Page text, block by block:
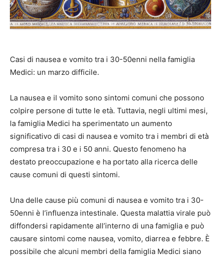
Casi di nausea e vomito tra i 30-50enni nella famiglia
Medici: un marzo difficile.
La nausea e il vomito sono sintomi comuni che possono
colpire persone di tutte le età. Tuttavia, negli ultimi mesi,
la famiglia Medici ha sperimentato un aumento
significativo di casi di nausea e vomito tra i membri di età
compresa tra i 30 e i 50 anni. Questo fenomeno ha
destato preoccupazione e ha portato alla ricerca delle
cause comuni di questi sintomi.
Una delle cause più comuni di nausea e vomito tra i 30-
50enni è l’influenza intestinale. Questa malattia virale può
diffondersi rapidamente all’interno di una famiglia e può
causare sintomi come nausea, vomito, diarrea e febbre. È
possibile che alcuni membri della famiglia Medici siano